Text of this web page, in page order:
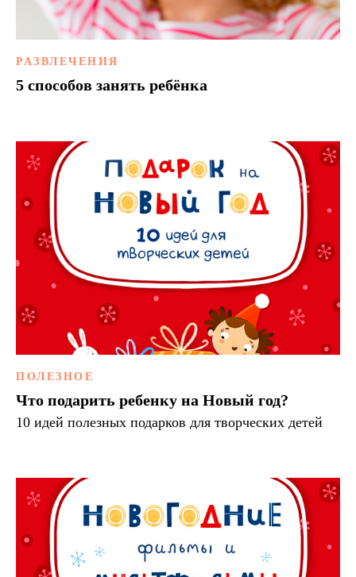
РАЗВЛЕЧЕНИЯ
5 способов занять ребёнка
ПОЛЕЗНОЕ
Что подарить ребенку на Новый год?
10 идей полезных подарков для творческих детей